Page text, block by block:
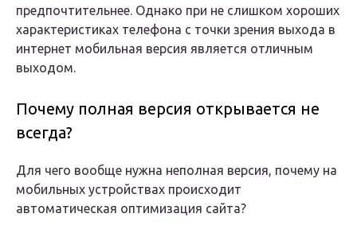
предпочтительнее. Однако при не слишком хороших
характеристиках телефона с точки зрения выхода в
интернет мобильная версия является отличным
выходом.
Почему полная версия открывается не
всегда?
Для чего вообще нужна неполная версия, почему на
мобильных устройствах происходит
автоматическая оптимизация сайта?